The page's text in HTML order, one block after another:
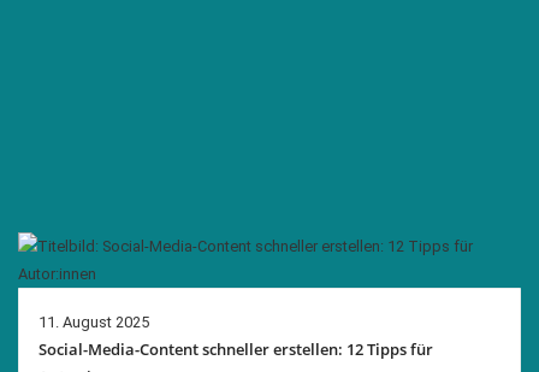
11. August 2025
Social-Media-Content schneller erstellen: 12 Tipps für